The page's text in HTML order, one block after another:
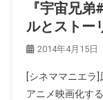
『宇宙兄
ルとストー
2014年4月15日
[シネママニエラ
アニメ映画化す